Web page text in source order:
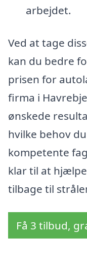
arbejdet.
Ved at tage
kan du bedre
prisen for
firma i
ønskede
hvilke behov
kompetente
klar til at
tilbage til
Få 3 tilbud,